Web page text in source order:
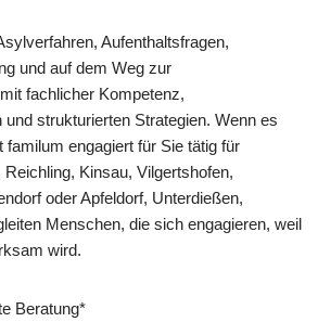
Aufenthaltsfragen,
und auf dem Weg zur
fachlicher Kompetenz,
strukturierten Strategien. Wenn es
familum engagiert für Sie tätig für
Kinsau, Vilgertshofen,
oder Apfeldorf, Unterdießen,
Menschen, die sich engagieren, weil
wird.
Beratung*